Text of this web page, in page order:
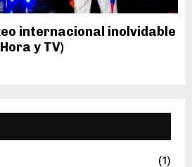
internacional inolvidable
y TV)
(1)